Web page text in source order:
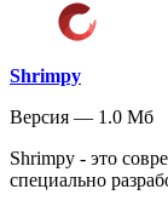
Shrimpy
Версия — 1.0 Мб
Shrimpy - это
специально